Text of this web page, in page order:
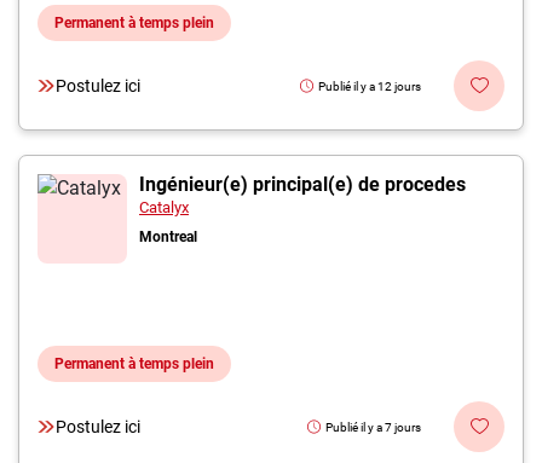
Permanent à temps plein
Postulez ici Publié il y a 12 jours
Ingénieur(e) principal(e) de procedes
Catalyx
Montreal
Permanent à temps plein
Postulez ici Publié il y a 7 jours